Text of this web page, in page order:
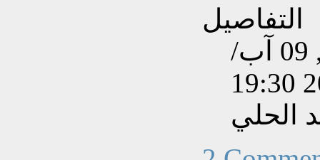
التفاصيل
تم إنشاءه بتاريخ السبت, 09 آب/
الحلي